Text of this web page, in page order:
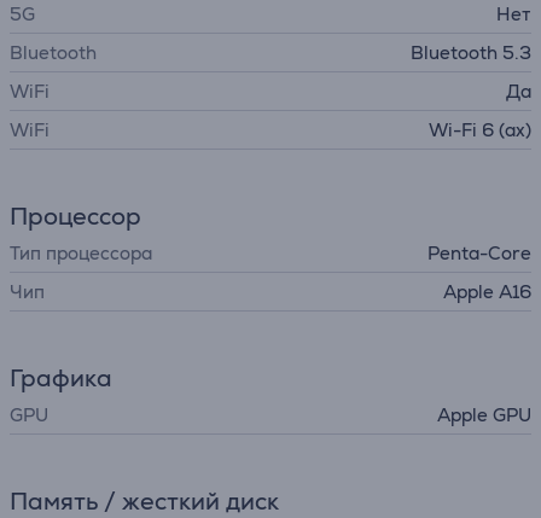
5G
Нет
Bluetooth
Bluetooth 5.3
WiFi
Да
WiFi
Wi-Fi 6 (ax)
Процессор
Тип процессора
Penta-Core
Чип
Apple A16
Графика
GPU Apple GPU
Память / жесткий диск